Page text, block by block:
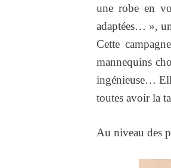
une robe en
adaptées… »,
Cette
mannequins
ingénieuse…
toutes avoir la
Au niveau des